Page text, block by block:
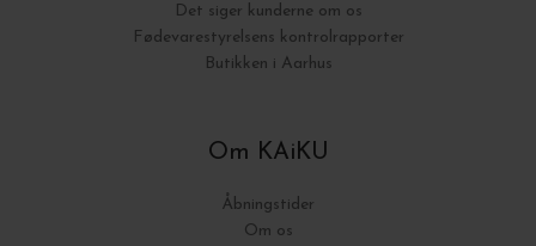
Det siger kunderne om os
Fødevarestyrelsens kontrolrapporter
Butikken i Aarhus
Om KAiKU
Åbningstider
Om os